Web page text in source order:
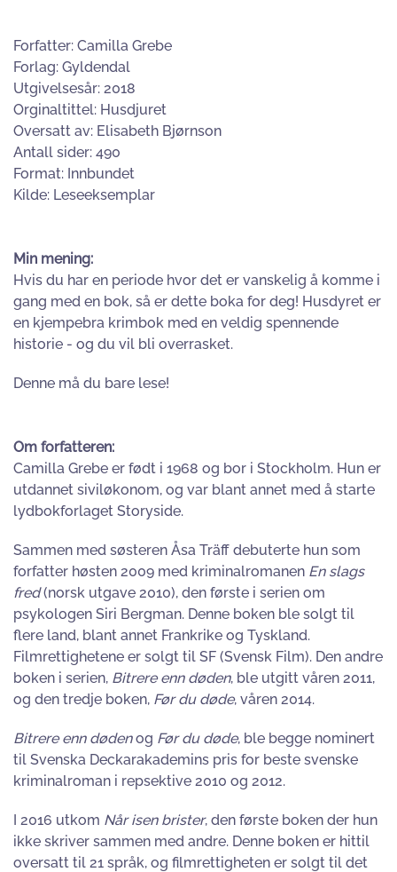
Forfatter: Camilla Grebe
Forlag: Gyldendal
Utgivelsesår: 2018
Orginaltittel: Husdjuret
Oversatt av: Elisabeth Bjørnson
Antall sider: 490
Format: Innbundet
Kilde: Leseeksemplar
Min mening:
Hvis du har en periode hvor det er vanskelig å komme i
gang med en bok, så er dette boka for deg! Husdyret er
en kjempebra krimbok med en veldig spennende
historie - og du vil bli overrasket.
Denne må du bare lese!
Om forfatteren:
Camilla Grebe er født i 1968 og bor i Stockholm. Hun er
utdannet siviløkonom, og var blant annet med å starte
lydbokforlaget Storyside.
Sammen med søsteren Åsa Träff debuterte hun som
forfatter høsten 2009 med kriminalromanen En slags
fred(norsk utgave 2010), den første i serien om
psykologen Siri Bergman. Denne boken ble solgt til
flere land, blant annet Frankrike og Tyskland.
Filmrettighetene er solgt til SF (Svensk Film). Den andre
boken i serien, Bitrere enn døden, ble utgitt våren 2011,
og den tredje boken, Før du døde, våren 2014.
Bitrere enn dødenog Før du døde, ble begge nominert
til Svenska Deckarakademins pris for beste svenske
kriminalroman i repsektive 2010 og 2012.
I 2016 utkom Når isen brister, den første boken der hun
ikke skriver sammen med andre. Denne boken er hittil
oversatt til 21 språk, og filmrettigheten er solgt til det